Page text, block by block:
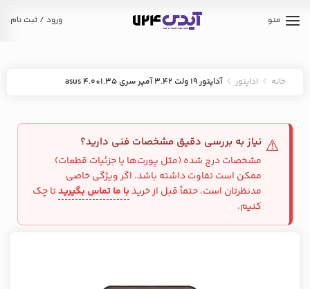
منو ورود / ثبت نام
خانه اداپتور آداپتور 19 ولت 3.42 آمپر سری 1.35*4.0 asus
⚠️ نیاز به بررسی دقیق مشخصات فنی دارید؟
مشخصات درج شده (مثل پورت‌ها یا جزئیات قطعات)
ممکن است تفاوت داشته باشد. اگر ویژگی خاصی
مدنظرتان است، حتماً قبل از خریدبا ما تماس بگیریدتا چک
کنیم.